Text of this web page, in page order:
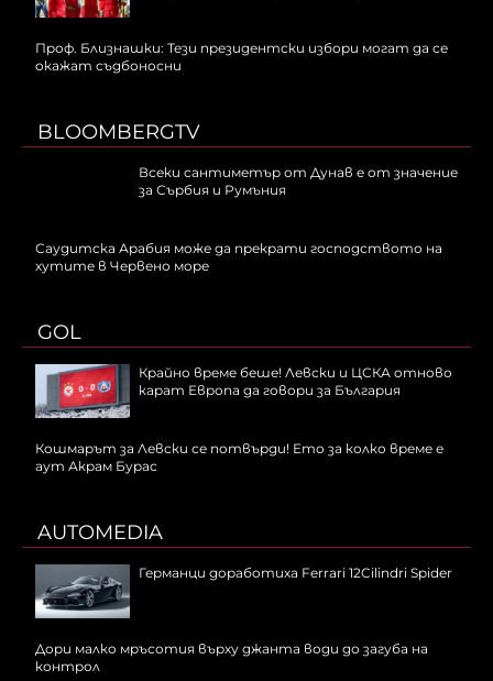
Проф. Близнашки: Тези президентски избори могат да се
окажат съдбоносни
BLOOMBERGTV
Всеки сантиметър от Дунав е от значение
за Сърбия и Румъния
Саудитска Арабия може да прекрати господството на
хутите в Червено море
GOL
Крайно време беше! Левски и ЦСКА отново
карат Европа да говори за България
Кошмарът за Левски се потвърди! Ето за колко време е
аут Акрам Бурас
AUTOMEDIA
Германци доработиха Ferrari 12Cilindri Spider
Дори малко мръсотия върху джанта води до загуба на
контрол